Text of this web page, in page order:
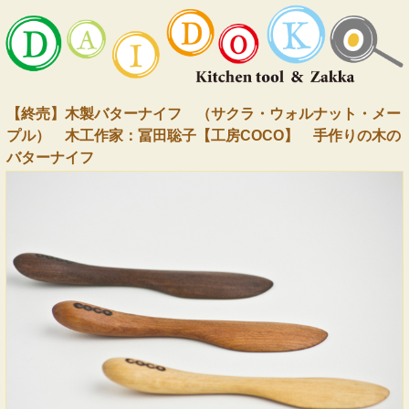
【終売】木製バターナイフ （サクラ・ウォルナット・メー
プル） 木工作家：冨田聡子【工房COCO】 手作りの木の
バターナイフ